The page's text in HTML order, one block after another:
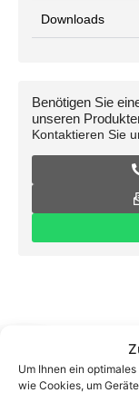
Um Ihnen ein
wie Cookies, um
Downloads
Benötigen Sie
unseren
Kontaktieren Sie
Phoenix